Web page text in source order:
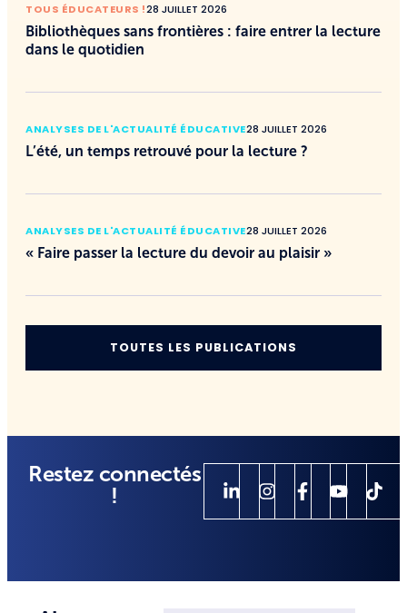
TOUS ÉDUCATEURS !28 JUILLET 2026
Bibliothèques sans frontières : faire entrer la lecture
dans le quotidien
ANALYSES DE L'ACTUALITÉ ÉDUCATIVE28 JUILLET 2026
L’été, un temps retrouvé pour la lecture ?
ANALYSES DE L'ACTUALITÉ ÉDUCATIVE28 JUILLET 2026
« Faire passer la lecture du devoir au plaisir »
TOUTES LES PUBLICATIONS
Restez connectés
!